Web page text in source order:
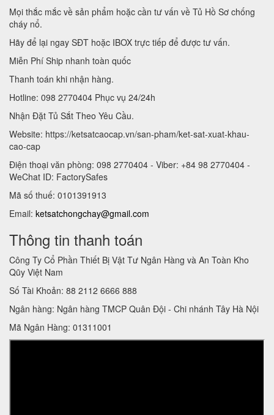
Mọi thắc mắc về sản phẩm hoặc cần tư vấn về Tủ Hồ Sơ chống
cháy nổ.
Hãy để lại ngay SĐT hoặc IBOX trực tiếp để được tư vấn.
Miễn Phí Ship nhanh toàn quốc
Thanh toán khi nhận hàng.
Hotline: 098 2770404 Phục vụ 24/24h
Nhận Đặt Tủ Sắt Theo Yêu Cầu.
Website: https://ketsatcaocap.vn/san-pham/ket-sat-xuat-khau-
cao-cap
Điện thoại văn phòng: 098 2770404 - Viber: +84 98 2770404 -
WeChat ID: FactorySafes
Mã số thuế: 0101391913
Email: ketsatchongchay@gmail.com
Thông tin thanh toán
Công Ty Cổ Phần Thiết Bị Vật Tư Ngân Hàng và An Toàn Kho
Qũy Việt Nam
Số Tài Khoản: 88 2112 6666 888
Ngân hàng: Ngân hàng TMCP Quân Đội - Chi nhánh Tây Hà Nội
Mã Ngân Hàng: 01311001